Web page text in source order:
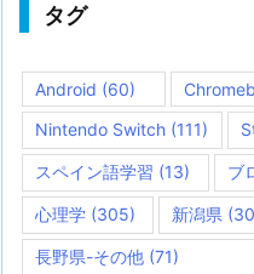
タグ
Android (60)
Nintendo Switch (111)
スペイン語学習 (13) ブ
心理学 (305) 新潟県
長野県-その他 (71)